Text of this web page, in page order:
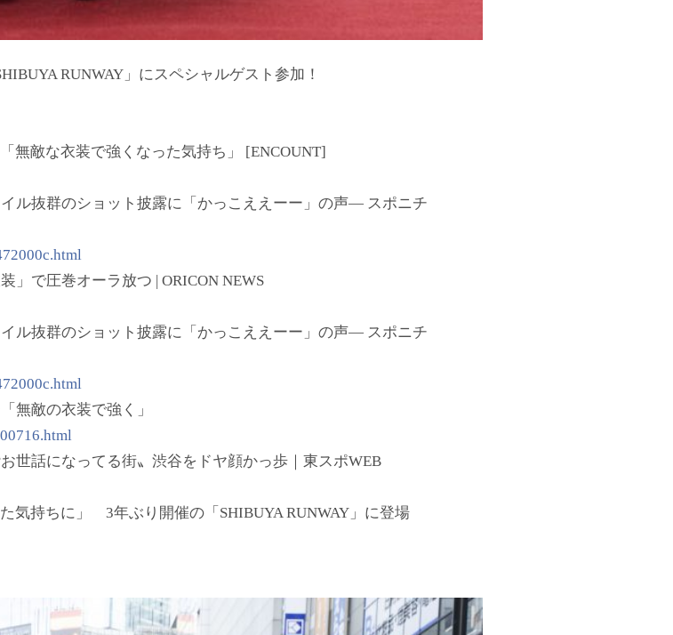
RUNWAY」にスペシャルゲスト参加！
無敵な衣装で強くなった気持ち」 [ENCOUNT]
ル抜群のショット披露に「かっこええーー」の声― スポニチ
で圧巻オーラ放つ | ORICON NEWS
ル抜群のショット披露に「かっこええーー」の声― スポニチ
無敵の衣装で強く」
世話になってる街〟渋谷をドヤ顔かっ歩｜東スポWEB
気持ちに」 3年ぶり開催の「SHIBUYA RUNWAY」に登場